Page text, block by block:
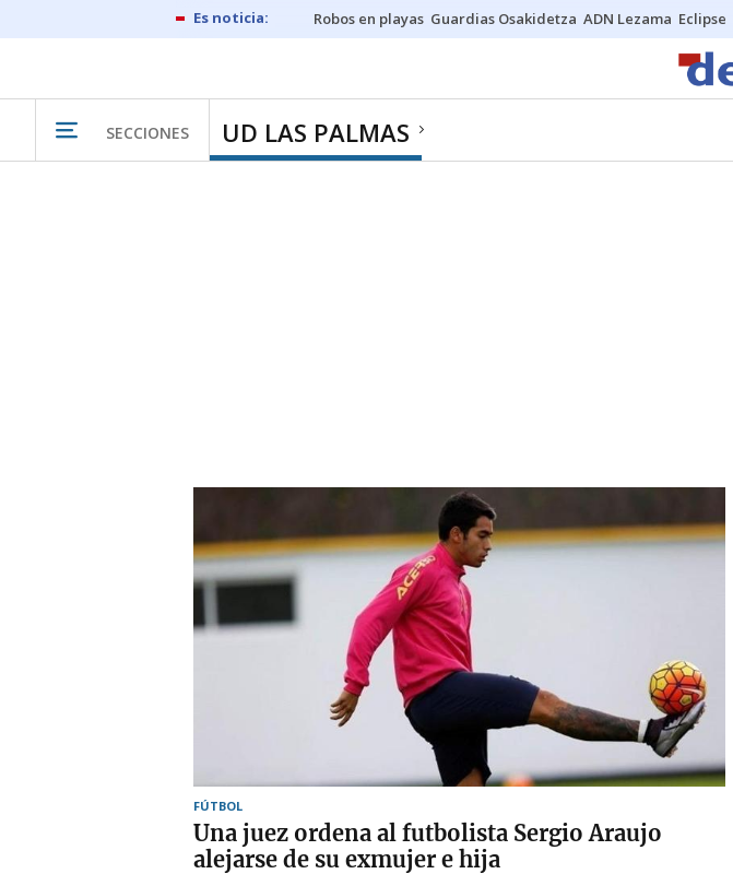
Robos en playas Guardias Osakidetza ADN Lezama Eclipse
SECCIONES UD LAS PALMAS
FÚTBOL
Una juez ordena al futbolista Sergio Araujo
alejarse de su exmujer e hija